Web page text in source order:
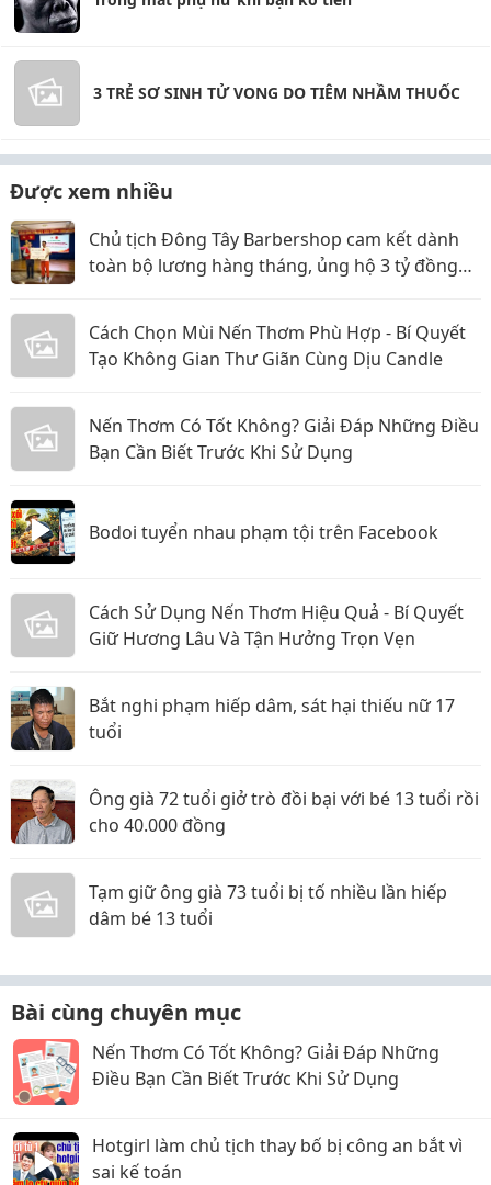
3 TRẺ SƠ SINH TỬ VONG DO TIÊM NHẦM THUỐC
Được xem nhiều
Chủ tịch Đông Tây Barbershop cam kết dành
toàn bộ lương hàng tháng, ủng hộ 3 tỷ đồng
Cách Chọn Mùi Nến Thơm Phù Hợp - Bí Quyết
Tạo Không Gian Thư Giãn Cùng Dịu Candle
Nến Thơm Có Tốt Không? Giải Đáp Những Điều
Bạn Cần Biết Trước Khi Sử Dụng
Bodoi tuyển nhau phạm tội trên Facebook
Cách Sử Dụng Nến Thơm Hiệu Quả - Bí Quyết
Giữ Hương Lâu Và Tận Hưởng Trọn Vẹn
Bắt nghi phạm hiếp dâm, sát hại thiếu nữ 17
tuổi
Ông già 72 tuổi giở trò đồi bại với bé 13 tuổi rồi
cho 40.000 đồng
Tạm giữ ông già 73 tuổi bị tố nhiều lần hiếp
dâm bé 13 tuổi
Bài cùng chuyên mục
Nến Thơm Có Tốt Không? Giải Đáp Những
Điều Bạn Cần Biết Trước Khi Sử Dụng
Hotgirl làm chủ tịch thay bố bị công an bắt vì
sai kế toán